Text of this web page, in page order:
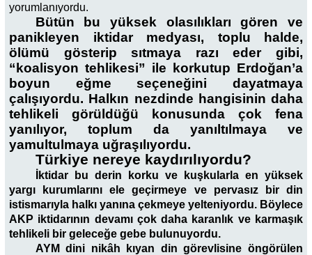
yorumlanıyordu.
Bütün bu yüksek olasılıkları gören ve
panikleyen iktidar medyası, toplu halde,
ölümü gösterip sıtmaya razı eder gibi,
“koalisyon tehlikesi” ile korkutup Erdoğan’a
boyun eğme seçeneğini dayatmaya
çalışıyordu. Halkın nezdinde hangisinin daha
tehlikeli görüldüğü konusunda çok fena
yanılıyor, toplum da yanıltılmaya ve
yamultulmaya uğraşılıyordu.
Türkiye nereye kaydırılıyordu?
İktidar bu derin korku ve kuşkularla en yüksek
yargı kurumlarını ele geçirmeye ve pervasız bir din
istismarıyla halkı yanına çekmeye yelteniyordu. Böylece
AKP iktidarının devamı çok daha karanlık ve karmaşık
tehlikeli bir geleceğe gebe bulunuyordu.
AYM dini nikâh kıyan din görevlisine öngörülen